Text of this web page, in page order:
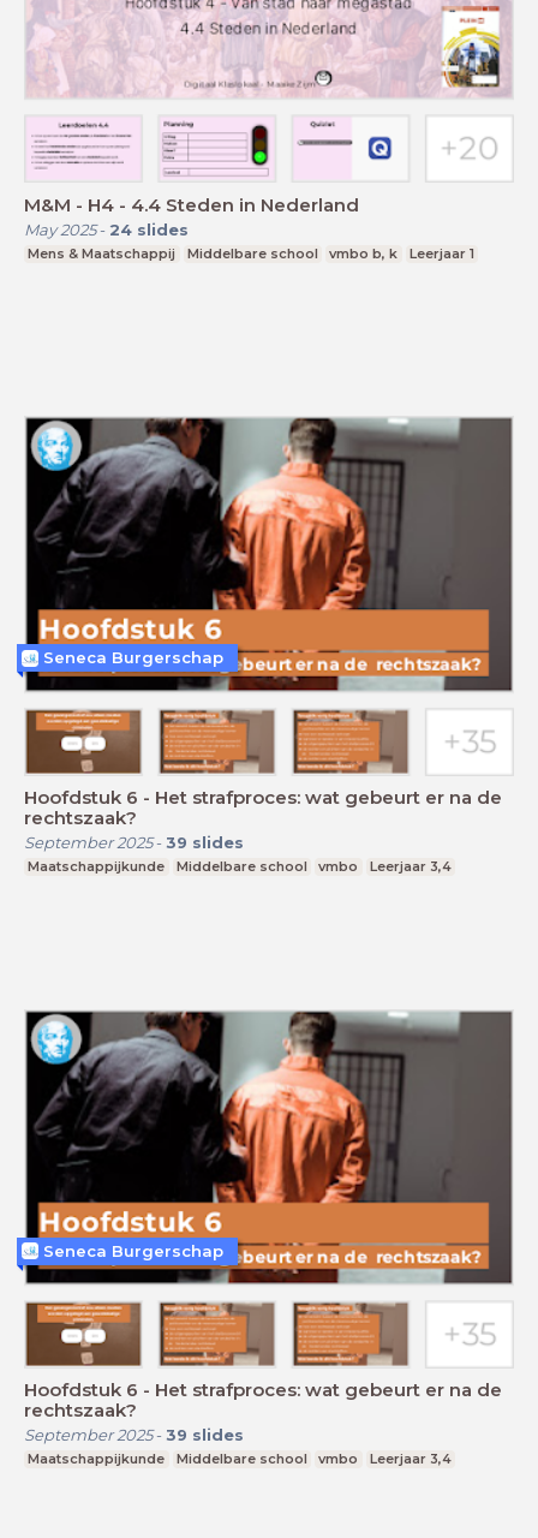
M&M - H4 - 4.4 Steden in Nederland
May 2025- 24 slides
Mens & Maatschappij Middelbare school vmbo b, k Leerjaar 1
Hoofdstuk 6 - Het strafproces: wat gebeurt er na de
rechtszaak?
September 2025- 39 slides
Maatschappijkunde Middelbare school vmbo Leerjaar 3,4
Seneca Burgerschap
Hoofdstuk 6 - Het strafproces: wat gebeurt er na de
rechtszaak?
September 2025- 39 slides
Maatschappijkunde Middelbare school vmbo Leerjaar 3,4
Seneca Burgerschap